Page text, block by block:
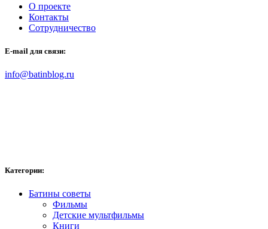
О проекте
Контакты
Сотрудничество
E-mail для связи:
info@batinblog.ru
Категории:
Батины советы
Фильмы
Детские мультфильмы
Книги